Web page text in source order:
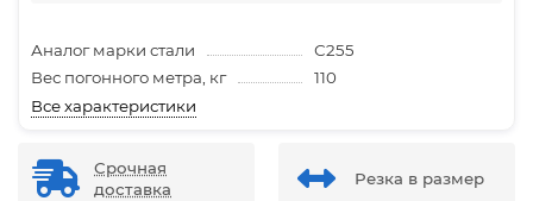
Аналог марки стали
С255
Вес погонного метра, кг
110
Все характеристики
Срочная
доставка
Резка в размер